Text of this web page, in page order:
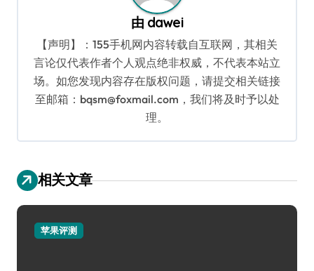
由 dawei
【声明】：155手机网内容转载自互联网，其相关
言论仅代表作者个人观点绝非权威，不代表本站立
场。如您发现内容存在版权问题，请提交相关链接
至邮箱：bqsm@foxmail.com，我们将及时予以处
理。
相关文章
苹果评测